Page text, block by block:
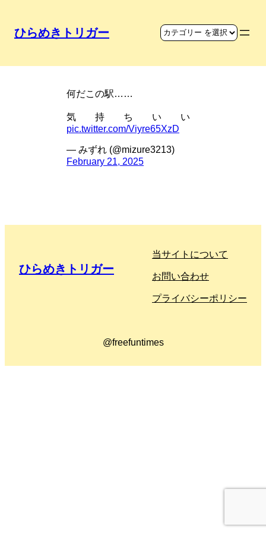
ひらめきトリガー
何だこの駅……
気 持 ち い い
pic.twitter.com/Viyre65XzD
— みずれ (@mizure3213)
February 21, 2025
ひらめきトリガー
当サイトについて
お問い合わせ
プライバシーポリシー
@freefuntimes